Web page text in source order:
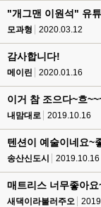
"개그맨 이원석" 유
모과형 2020.03.12
감사합니다!
메이린 2020.01.16
이거 참 조으다~흐
내맘대로 2019.10.16
텐션이 예술이네요~
송산신도시 2019.10.16
매트리스 너무좋아요
새댁이라불러주오